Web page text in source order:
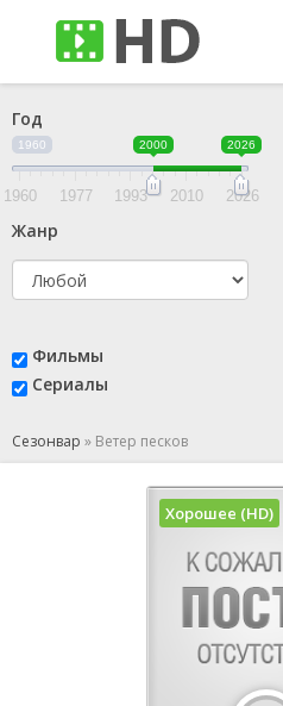
Год
1960 2000 2026
1960 1977 1993 2010 2026
Жанр
Фильмы
Сериалы
Сезонвар » Ветер песков
Хорошее (HD)